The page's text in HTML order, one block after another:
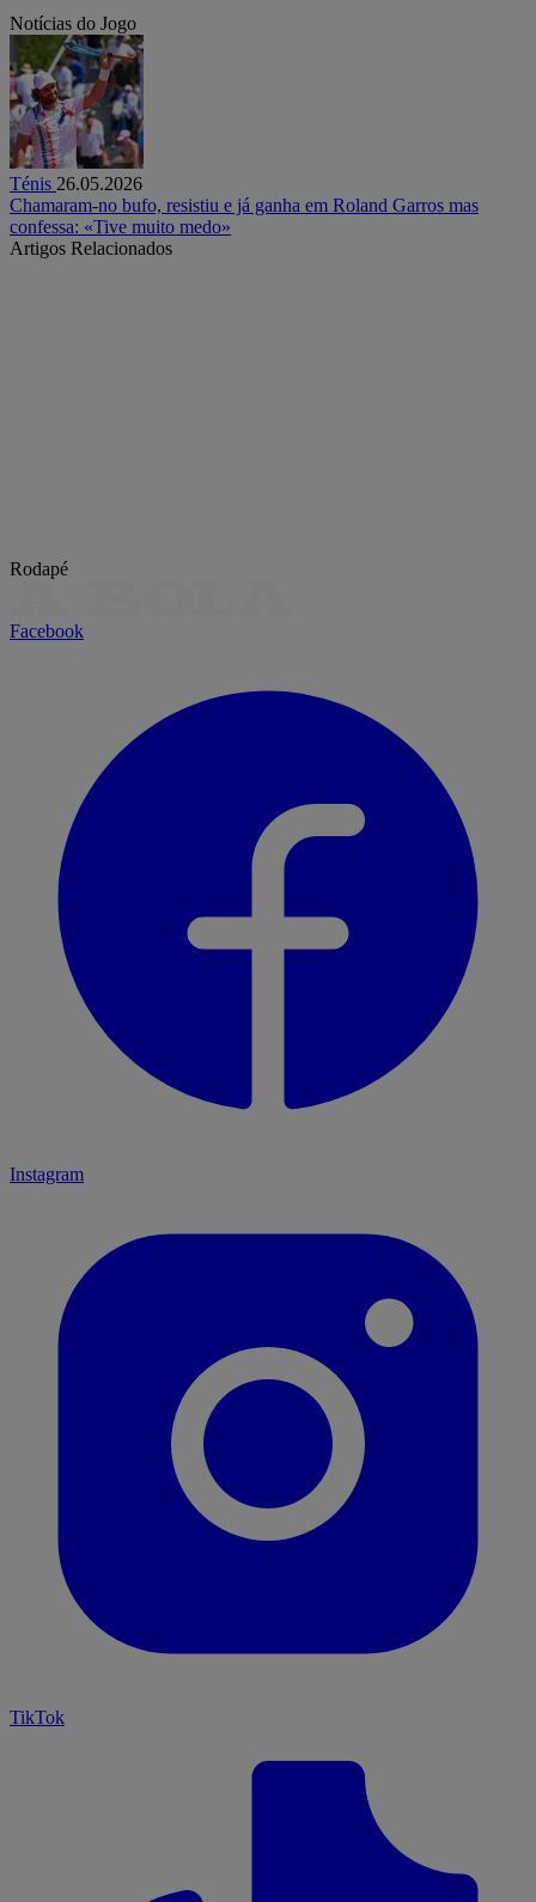
Notícias do Jogo
Ténis 26.05.2026
Chamaram-no bufo, resistiu e já ganha em Roland Garros mas
confessa: «Tive muito medo»
Artigos Relacionados
Rodapé
Facebook
Instagram
TikTok